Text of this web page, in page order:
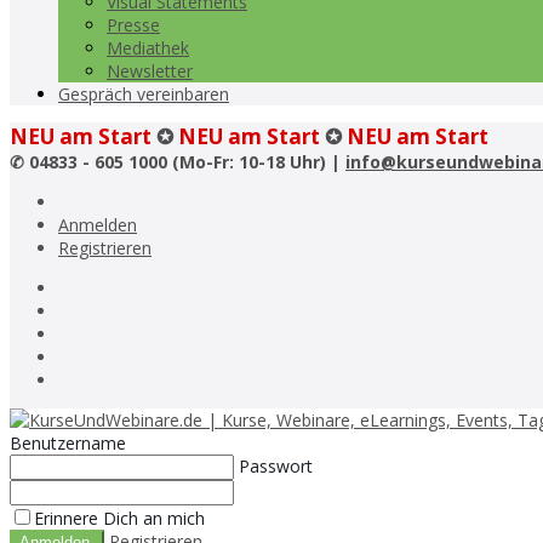
Presse
Mediathek
Newsletter
Gespräch vereinbaren
NEU am Start ✪ NEU am Start ✪ NEU am Start
✆ 04833 - 605 1000 (Mo-Fr: 10-18 Uhr) |
Anmelden
Registrieren
Benutzername
Passwort
Erinnere Dich an mich